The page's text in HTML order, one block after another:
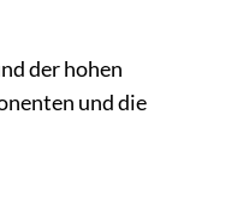
der hohen
und die